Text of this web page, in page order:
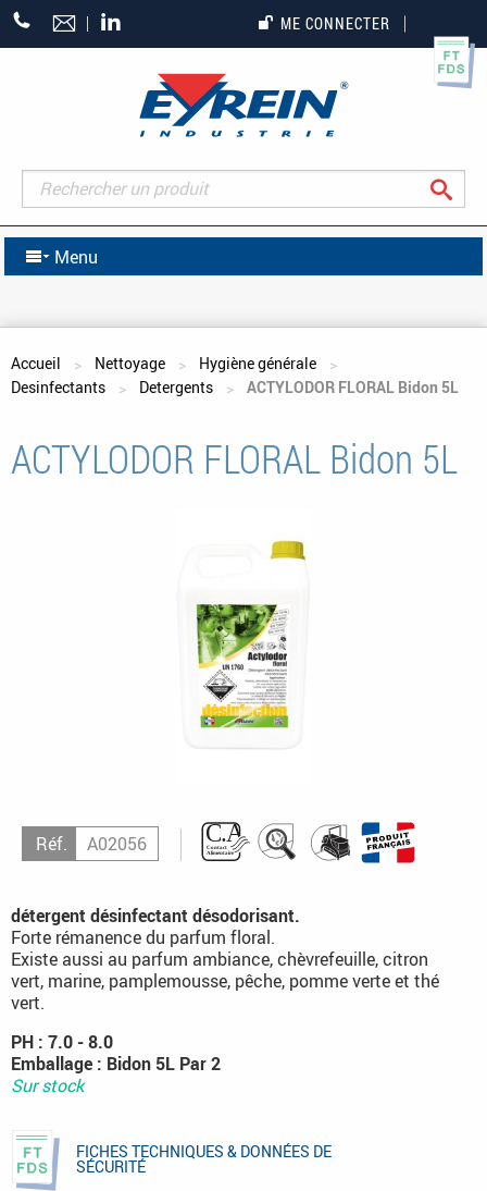
+33
(0)5
ME CONNECTER
Menu
Vous êtes ici
Accueil Nettoyage
Hygiène générale
Desinfectants
Detergents ACTYLODOR FLORAL Bidon 5L
ACTYLODOR FLORAL Bidon 5L
Réf. A02056
détergent désinfectant désodorisant.
Forte rémanence du parfum floral.
Existe aussi au parfum ambiance, chèvrefeuille, citron
vert, marine, pamplemousse, pêche, pomme verte et thé
vert.
PH : 7.0 - 8.0
Emballage : Bidon 5L Par 2
Sur stock
FICHES TECHNIQUES & DONNÉES DE
SÉCURITÉ